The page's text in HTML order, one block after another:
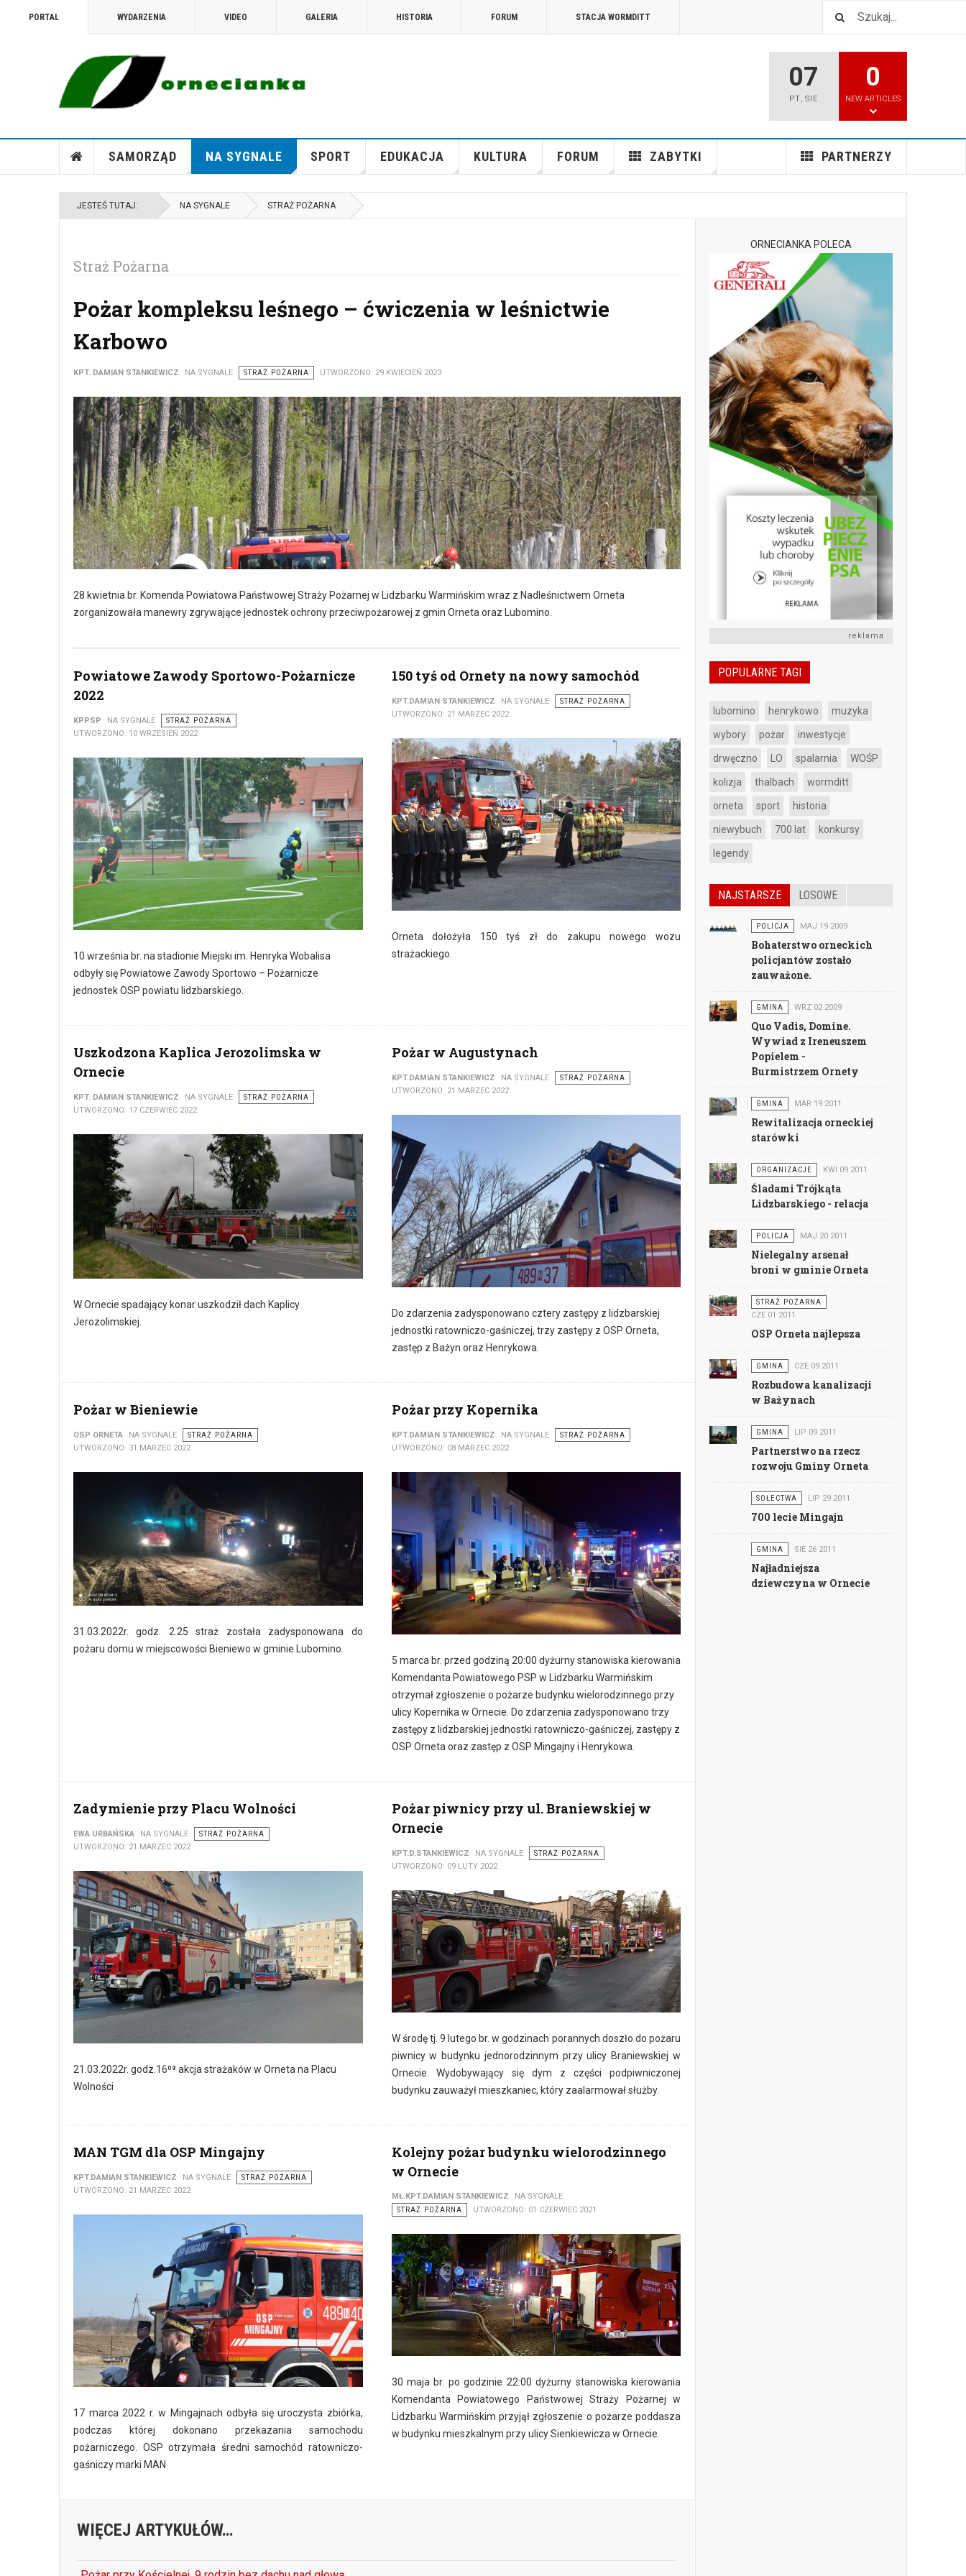
PORTAL WYDARZENIA VIDEO GALERIA HISTORIA FORUM STACJA WORMDITT
07
PT, SIE
0
NEW ARTICLES
SAMORZĄD NA SYGNALE SPORT EDUKACJA KULTURA FORUM PARTNERZY
ZABYTKI
JESTEŚ TUTAJ: NA SYGNALE STRAŻ POŻARNA
Straż Pożarna
Pożar kompleksu leśnego – ćwiczenia w leśnictwie
Karbowo
KPT. DAMIAN STANKIEWICZ NA SYGNALE STRAŻ POŻARNA UTWORZONO: 29 KWIECIEŃ 2023
28 kwietnia br. Komenda Powiatowa Państwowej Straży Pożarnej w Lidzbarku Warmińskim wraz z Nadleśnictwem Orneta
zorganizowała manewry zgrywające jednostek ochrony przeciwpożarowej z gmin Orneta oraz Lubomino.
Powiatowe Zawody Sportowo-Pożarnicze
2022
KPPSP NA SYGNALE
STRAŻ POŻARNA
UTWORZONO: 10 WRZESIEŃ 2022
10 września br. na stadionie Miejski im. Henryka Wobalisa
odbyły się Powiatowe Zawody Sportowo – Pożarnicze
jednostek OSP powiatu lidzbarskiego.
150 tyś od Ornety na nowy samochód
KPT.DAMIAN STANKIEWICZ NA SYGNALE
STRAŻ POŻARNA
UTWORZONO: 21 MARZEC 2022
Orneta dołożyła 150 tyś zł do zakupu nowego wozu
strażackiego.
Uszkodzona Kaplica Jerozolimska w
Ornecie
KPT. DAMIAN STANKIEWICZ NA SYGNALE
STRAŻ POŻARNA
UTWORZONO: 17 CZERWIEC 2022
W Ornecie spadający konar uszkodził dach Kaplicy
Jerozolimskiej.
Pożar w Augustynach
KPT.DAMIAN STANKIEWICZ NA SYGNALE
STRAŻ POŻARNA
UTWORZONO: 21 MARZEC 2022
Do zdarzenia zadysponowano cztery zastępy z lidzbarskiej
jednostki ratowniczo-gaśniczej, trzy zastępy z OSP Orneta,
zastęp z Bażyn oraz Henrykowa.
Pożar w Bieniewie
OSP ORNETA NA SYGNALE
STRAŻ POŻARNA
UTWORZONO: 31 MARZEC 2022
31.03.2022r. godz. 2.25 straż została zadysponowana do
pożaru domu w miejscowości Bieniewo w gminie Lubomino.
Pożar przy Kopernika
KPT.DAMIAN STANKIEWICZ NA SYGNALE
STRAŻ POŻARNA
UTWORZONO: 08 MARZEC 2022
5 marca br. przed godziną 20:00 dyżurny stanowiska kierowania
Komendanta Powiatowego PSP w Lidzbarku Warmińskim
otrzymał zgłoszenie o pożarze budynku wielorodzinnego przy
ulicy Kopernika w Ornecie. Do zdarzenia zadysponowano trzy
zastępy z lidzbarskiej jednostki ratowniczo-gaśniczej, zastępy z
OSP Orneta oraz zastęp z OSP Mingajny i Henrykowa.
Zadymienie przy Placu Wolności
EWA URBAŃSKA NA SYGNALE
STRAŻ POŻARNA
UTWORZONO: 21 MARZEC 2022
21.03.2022r. godz.16⁰⁸ akcja strażaków w Orneta na Placu
Wolności
Pożar piwnicy przy ul. Braniewskiej w
Ornecie
KPT.D.STANKIEWICZ NA SYGNALE
STRAŻ POŻARNA
UTWORZONO: 09 LUTY 2022
W środę tj. 9 lutego br. w godzinach porannych doszło do pożaru
piwnicy w budynku jednorodzinnym przy ulicy Braniewskiej w
Ornecie. Wydobywający się dym z części podpiwniczonej
budynku zauważył mieszkaniec, który zaalarmował służby.
MAN TGM dla OSP Mingajny
KPT.DAMIAN STANKIEWICZ NA SYGNALE
STRAŻ POŻARNA
UTWORZONO: 21 MARZEC 2022
17 marca 2022 r. w Mingajnach odbyła się uroczysta zbiórka,
podczas której dokonano przekazania samochodu
pożarniczego. OSP otrzymała średni samochód ratowniczo-
gaśniczy marki MAN
Kolejny pożar budynku wielorodzinnego
w Ornecie
MŁ.KPT.DAMIAN STANKIEWICZ
NA SYGNALE
STRAŻ POŻARNA
UTWORZONO: 01 CZERWIEC 2021
30 maja br. po godzinie 22:00 dyżurny stanowiska kierowania
Komendanta Powiatowego Państwowej Straży Pożarnej w
Lidzbarku Warmińskim przyjął zgłoszenie o pożarze poddasza
w budynku mieszkalnym przy ulicy Sienkiewicza w Ornecie.
WIĘCEJ ARTYKUŁÓW…
ORNECIANKA POLECA
reklama
POPULARNE TAGI
lubomino henrykowo muzyka
wybory pożar inwestycje
drwęczno LO spalarnia WOŚP
kolizja thalbach wormditt
orneta sport historia
niewybuch 700 lat konkursy
legendy
NAJSTARSZE LOSOWE
POLICJA MAJ 19 2009
Bohaterstwo orneckich
policjantów zostało
zauważone.
GMINA WRZ 02 2009
Quo Vadis, Domine.
Wywiad z Ireneuszem
Popielem -
Burmistrzem Ornety
GMINA MAR 19 2011
Rewitalizacja orneckiej
starówki
ORGANIZACJE KWI 09 2011
Śladami Trójkąta
Lidzbarskiego - relacja
POLICJA MAJ 20 2011
Nielegalny arsenał
broni w gminie Orneta
STRAŻ POŻARNA
CZE 01 2011
OSP Orneta najlepsza
GMINA CZE 09 2011
Rozbudowa kanalizacji
w Bażynach
GMINA LIP 09 2011
Partnerstwo na rzecz
rozwoju Gminy Orneta
SOŁECTWA LIP 29 2011
700 lecie Mingajn
GMINA SIE 26 2011
Najładniejsza
dziewczyna w Ornecie